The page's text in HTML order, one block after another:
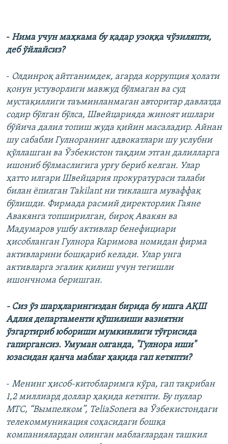
- Нима учун маҳкама бу қадар узоққа чўзиляпти,
деб ўйлайсиз?
- Олдинроқ айтганимдек, агарда коррупция ҳолати
қонун устуворлиги мавжуд бўлмаган ва суд
мустақиллиги таъминланмаган авторитар давлатда
содир бўлган бўлса, Швейцарияда жиноят ишлари
бўйича далил топиш жуда қийин масаладир. Айнан
шу сабабли Гулноранинг адвокатлари шу услубни
қўллашган ва Ўзбекистон тақдим этган далилларга
ишониб бўлмаслигига урғу бериб келган. Улар
ҳатто илгари Швейцария прокуратураси талаби
билан ёпилган Takilant ни тиклашга муваффақ
бўлишди. Фирмада расмий директорлик Гаяне
Авакянга топширилган, бироқ Авакян ва
Мадумаров ушбу активлар бенефициари
ҳисобланган Гулнора Каримова номидан фирма
активларини бошқариб келади. Улар унга
активларга эгалик қилиш учун тегишли
ишончнома беришган.
- Сиз ўз шарҳларингиздан бирида бу ишга АҚШ
Адлия департаменти қўшилиши вазиятни
ўзгартириб юбориши мумкинлиги тўғрисида
гапиргансиз. Умуман олганда, "Гулнора иши"
юзасидан қанча маблағ ҳақида гап кетяпти?
-​ Менинг ҳисоб-китобларимга кўра, гап тақрибан
1,2 миллиард доллар ҳақида кетяпти. Бу пуллар
МТС, “Вымпелком”, TeliaSonera ва Ўзбекистондаги
телекоммуникация соҳасидаги бошқа
компаниялардан олинган маблағлардан ташкил